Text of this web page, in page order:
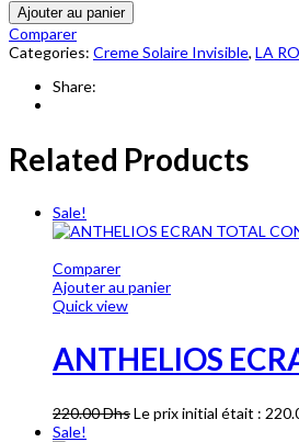
Ajouter au panier
Comparer
Categories: Creme Solaire Invisible, LA
Share:
Related Products
Sale!
Comparer
Ajouter au panier
Quick view
ANTHELIOS
220.00DhsLe prix initial était :
Sale!